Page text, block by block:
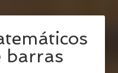
barras